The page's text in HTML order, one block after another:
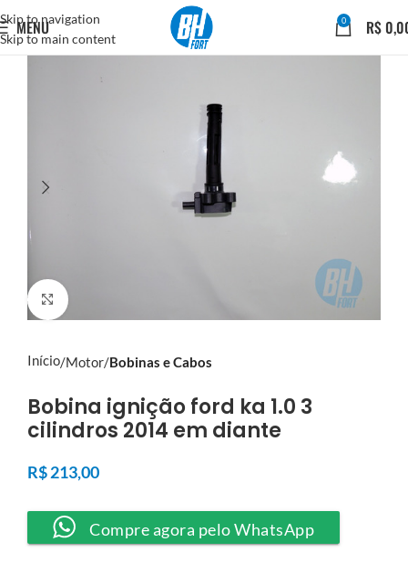
Skip to navigation
Skip to main content
MENU 0 R$
Click to enlarge
Início Motor Bobinas e Cabos
Bobina ignição ford ka 1.0 3
cilindros 2014 em diante
R$213,00
Compre agora pelo WhatsApp